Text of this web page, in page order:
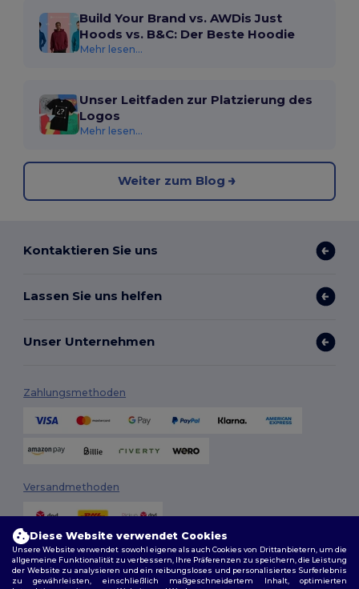
Build Your Brand vs. AWDis Just
Hoods vs. B&C: Der Beste Hoodie
Mehr lesen...
Unser Leitfaden zur Platzierung des
Logos
Mehr lesen...
Weiter zum Blog
Kontaktieren Sie uns
Lassen Sie uns helfen
Unser Unternehmen
Zahlungsmethoden
Versandmethoden
Diese Website verwendet Cookies
Unsere Website verwendet sowohl eigene als auch Cookies von Drittanbietern, um die
allgemeine Funktionalität zu verbessern, Ihre Präferenzen zu speichern, die Leistung
der Website zu analysieren und ein reibungsloses und personalisiertes Surferlebnis
zu gewährleisten, einschließlich maßgeschneidertem Inhalt, optimierten